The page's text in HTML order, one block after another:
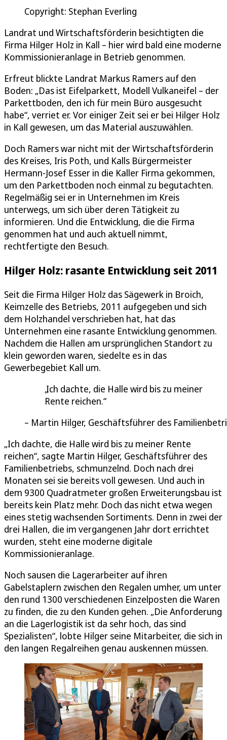
Copyright: Stephan Everling
Landrat und Wirtschaftsförderin besichtigten die
Firma Hilger Holz in Kall – hier wird bald eine moderne
Kommissionieranlage in Betrieb genommen.
Erfreut blickte Landrat Markus Ramers auf den
Boden: „Das ist Eifelparkett, Modell Vulkaneifel – der
Parkettboden, den ich für mein Büro ausgesucht
habe“, verriet er. Vor einiger Zeit sei er bei Hilger Holz
in Kall gewesen, um das Material auszuwählen.
Doch Ramers war nicht mit der Wirtschaftsförderin
des Kreises, Iris Poth, und Kalls Bürgermeister
Hermann-Josef Esser in die Kaller Firma gekommen,
um den Parkettboden noch einmal zu begutachten.
Regelmäßig sei er in Unternehmen im Kreis
unterwegs, um sich über deren Tätigkeit zu
informieren. Und die Entwicklung, die die Firma
genommen hat und auch aktuell nimmt,
rechtfertigte den Besuch.
Hilger Holz: rasante Entwicklung seit 2011
Seit die Firma Hilger Holz das Sägewerk in Broich,
Keimzelle des Betriebs, 2011 aufgegeben und sich
dem Holzhandel verschrieben hat, hat das
Unternehmen eine rasante Entwicklung genommen.
Nachdem die Hallen am ursprünglichen Standort zu
klein geworden waren, siedelte es in das
Gewerbegebiet Kall um.
Ich dachte, die Halle wird bis zu meiner
Rente reichen.
Martin Hilger, Geschäftsführer des
„Ich dachte, die Halle wird bis zu meiner Rente
reichen“, sagte Martin Hilger, Geschäftsführer des
Familienbetriebs, schmunzelnd. Doch nach drei
Monaten sei sie bereits voll gewesen. Und auch in
dem 9300 Quadratmeter großen Erweiterungsbau ist
bereits kein Platz mehr. Doch das nicht etwa wegen
eines stetig wachsenden Sortiments. Denn in zwei der
drei Hallen, die im vergangenen Jahr dort errichtet
wurden, steht eine moderne digitale
Kommissionieranlage.
Noch sausen die Lagerarbeiter auf ihren
Gabelstaplern zwischen den Regalen umher, um unter
den rund 1300 verschiedenen Einzelposten die Waren
zu finden, die zu den Kunden gehen. „Die Anforderung
an die Lagerlogistik ist da sehr hoch, das sind
Spezialisten“, lobte Hilger seine Mitarbeiter, die sich in
den langen Regalreihen genau auskennen müssen.